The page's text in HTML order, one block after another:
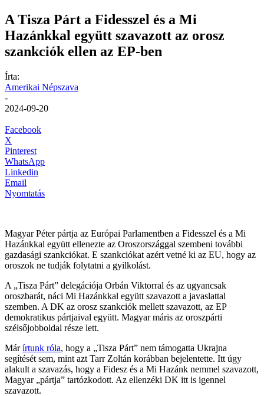
A Tisza Párt a Fidesszel és a Mi
Hazánkkal együtt szavazott az orosz
szankciók ellen az EP-ben
Írta:
Amerikai Népszava
-
2024-09-20
Facebook
X
Pinterest
WhatsApp
Linkedin
Email
Nyomtatás
Magyar Péter pártja az Európai Parlamentben a Fidesszel és a Mi
Hazánkkal együtt ellenezte az Oroszországgal szembeni további
gazdasági szankciókat. E szankciókat azért vetné ki az EU, hogy az
oroszok ne tudják folytatni a gyilkolást.
A „Tisza Párt” delegációja Orbán Viktorral és az ugyancsak
oroszbarát, náci Mi Hazánkkal együtt szavazott a javaslattal
szemben. A DK az orosz szankciók mellett szavazott, az EP
demokratikus pártjaival együtt. Magyar máris az oroszpárti
szélsőjobboldal része lett.
Márírtunk róla, hogy a „Tisza Párt” nem támogatta Ukrajna
segítését sem, mint azt Tarr Zoltán korábban bejelentette. Itt úgy
alakult a szavazás, hogy a Fidesz és a Mi Hazánk nemmel szavazott,
Magyar „pártja” tartózkodott. Az ellenzéki DK itt is igennel
szavazott.